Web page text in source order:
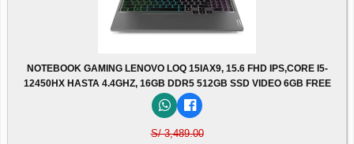
NOTEBOOK GAMING LENOVO LOQ 15IAX9, 15.6 FHD IPS,CORE I5-
12450HX HASTA 4.4GHZ, 16GB DDR5 512GB SSD VIDEO 6GB FREE
S/ 3,489.00